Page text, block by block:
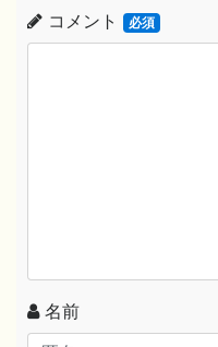
コメント 必須
名前